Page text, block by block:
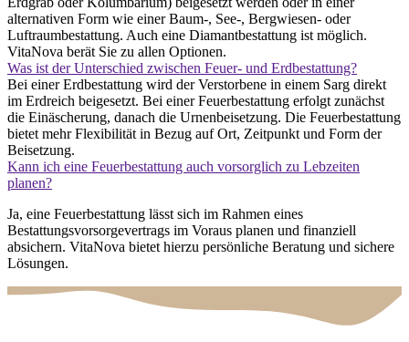
alternativen Form wie einer Baum-, See-, Bergwiesen- oder
Luftraumbestattung. Auch eine Diamantbestattung ist möglich.
VitaNova berät Sie zu allen Optionen.
Was ist der Unterschied zwischen Feuer- und Erdbestattung?
Bei einer Erdbestattung wird der Verstorbene in einem Sarg direkt
im Erdreich beigesetzt. Bei einer Feuerbestattung erfolgt zunächst
die Einäscherung, danach die Urnenbeisetzung. Die Feuerbestattung
bietet mehr Flexibilität in Bezug auf Ort, Zeitpunkt und Form der
Beisetzung.
Kann ich eine Feuerbestattung auch vorsorglich zu Lebzeiten
planen?
Ja, eine Feuerbestattung lässt sich im Rahmen eines
Bestattungsvorsorgevertrags im Voraus planen und finanziell
absichern. VitaNova bietet hierzu persönliche Beratung und sichere
Lösungen.